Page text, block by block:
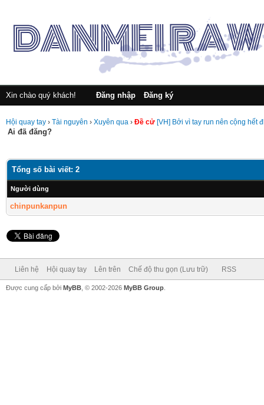
Xin chào quý khách! Đăng nhập Đăng ký
Hội quay tay › Tài nguyên › Xuyên qua › Đề cử [VH] Bởi vì tay run nên cộng hết
Ai đã đăng?
Tổng số bài viết: 2
Người dùng
chinpunkanpun
Liên hệ Hội quay tay Lên trên Chế độ thu gọn (Lưu trữ) RSS
Được cung cấp bởi MyBB , © 2002-2026 MyBB Group